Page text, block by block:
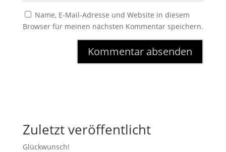
Name, E-Mail-Adresse und Website in diesem
Browser für meinen nächsten Kommentar speichern.
Zuletzt veröffentlicht
Glückwunsch!